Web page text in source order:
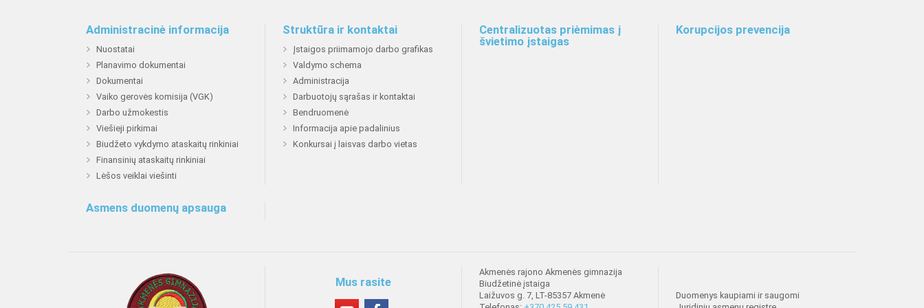
Administracinė informacija
Nuostatai
Planavimo dokumentai
Dokumentai
Vaiko gerovės komisija (VGK)
Darbo užmokestis
Viešieji pirkimai
Biudžeto vykdymo ataskaitų rinkiniai
Finansinių ataskaitų rinkiniai
Lėšos veiklai viešinti
Struktūra ir kontaktai
Įstaigos priimamojo darbo grafikas
Valdymo schema
Administracija
Darbuotojų sąrašas ir kontaktai
Bendruomenė
Informacija apie padalinius
Konkursai į laisvas darbo vietas
Centralizuotas priėmimas į
švietimo įstaigas
Korupcijos prevencija
Asmens duomenų apsauga
Mus rasite
Akmenės rajono Akmenės gimnazija
Biudžetinė įstaiga
Laižuvos g. 7, LT-85357 Akmenė
Duomenys kaupiami ir saugomi